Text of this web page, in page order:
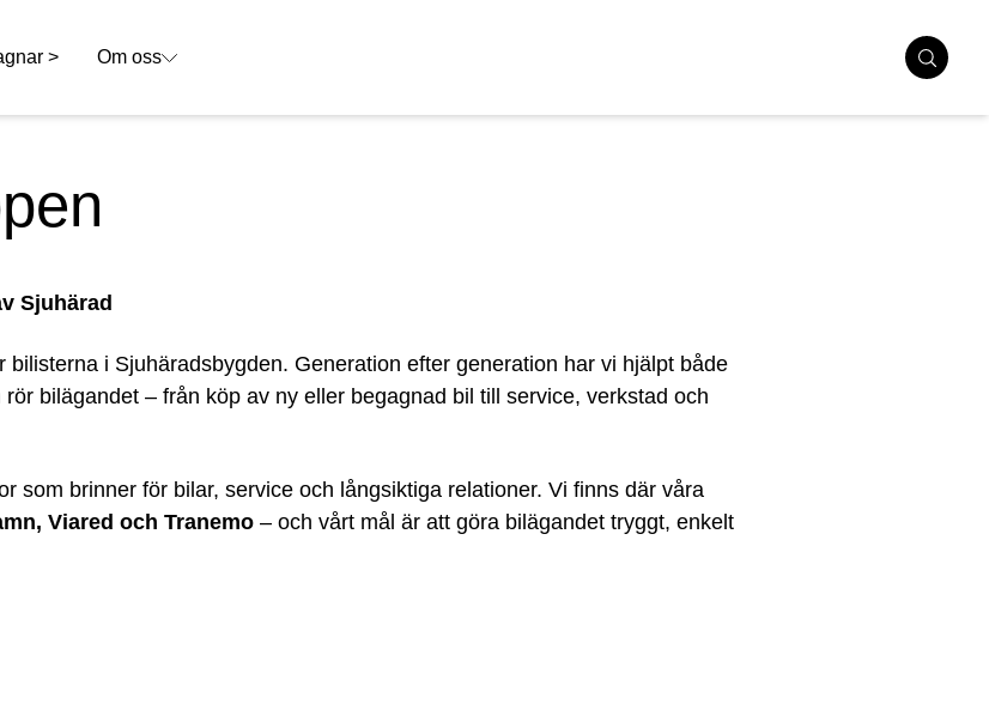
> Om oss
Sjuhärad
i Sjuhäradsbygden. Generation efter generation har vi hjälpt både
bilägandet – från köp av ny eller begagnad bil till service, verkstad och
som brinner för bilar, service och långsiktiga relationer. Vi finns där våra
Viared och Tranemo– och vårt mål är att göra bilägandet tryggt, enkelt